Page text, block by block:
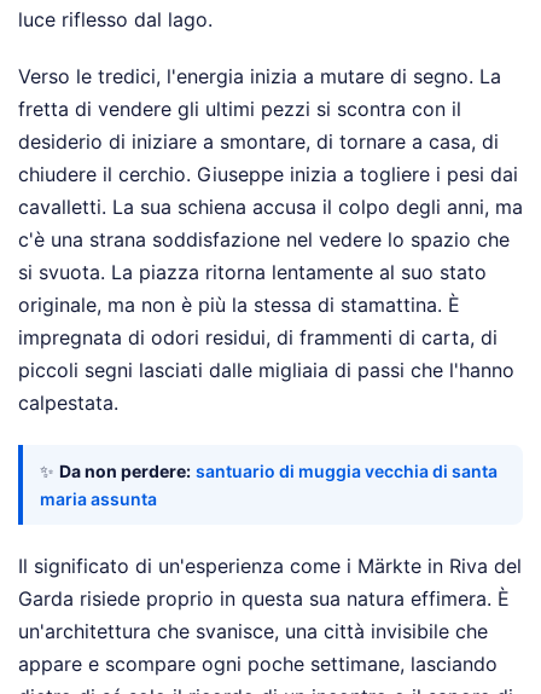
luce riflesso dal lago.
Verso le tredici, l'energia inizia a mutare di segno. La
fretta di vendere gli ultimi pezzi si scontra con il
desiderio di iniziare a smontare, di tornare a casa, di
chiudere il cerchio. Giuseppe inizia a togliere i pesi dai
cavalletti. La sua schiena accusa il colpo degli anni, ma
c'è una strana soddisfazione nel vedere lo spazio che
si svuota. La piazza ritorna lentamente al suo stato
originale, ma non è più la stessa di stamattina. È
impregnata di odori residui, di frammenti di carta, di
piccoli segni lasciati dalle migliaia di passi che l'hanno
calpestata.
✨ Da non perdere: santuario di muggia vecchia di santa
maria assunta
Il significato di un'esperienza come i Märkte in Riva del
Garda risiede proprio in questa sua natura effimera. È
un'architettura che svanisce, una città invisibile che
appare e scompare ogni poche settimane, lasciando